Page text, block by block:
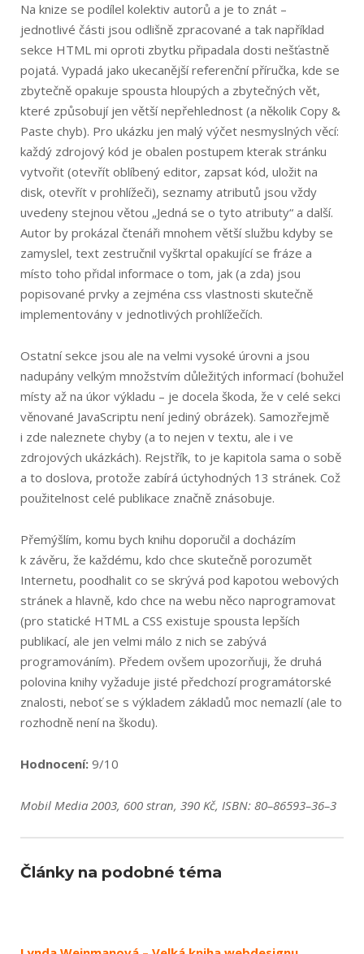
Na knize se podílel kolektiv autorů a je to znát –
jednotlivé části jsou odlišně zpracované a tak například
sekce HTML mi oproti zbytku připadala dosti nešťastně
pojatá. Vypadá jako ukecanější referenční příručka, kde se
zbytečně opakuje spousta hloupých a zbytečných vět,
které způsobují jen větší nepřehlednost (a několik Copy &
Paste chyb). Pro ukázku jen malý výčet nesmyslných věcí:
každý zdrojový kód je obalen postupem kterak stránku
vytvořit (otevřít oblíbený editor, zapsat kód, uložit na
disk, otevřít v prohlížeči), seznamy atributů jsou vždy
uvedeny stejnou větou „Jedná se o tyto atributy“ a další.
Autor by prokázal čtenáři mnohem větší službu kdyby se
zamyslel, text zestručnil vyškrtal opakující se fráze a
místo toho přidal informace o tom, jak (a zda) jsou
popisované prvky a zejména css vlastnosti skutečně
implementovány v jednotlivých prohlížečích.
Ostatní sekce jsou ale na velmi vysoké úrovni a jsou
nadupány velkým množstvím důležitých informací (bohužel
místy až na úkor výkladu – je docela škoda, že v celé sekci
věnované JavaScriptu není jediný obrázek). Samozřejmě
i zde naleznete chyby (a to nejen v textu, ale i ve
zdrojových ukázkách). Rejstřík, to je kapitola sama o sobě
a to doslova, protože zabírá úctyhodných 13 stránek. Což
použitelnost celé publikace značně znásobuje.
Přemýšlím, komu bych knihu doporučil a docházím
k závěru, že každému, kdo chce skutečně porozumět
Internetu, poodhalit co se skrývá pod kapotou webových
stránek a hlavně, kdo chce na webu něco naprogramovat
(pro statické HTML a CSS existuje spousta lepších
publikací, ale jen velmi málo z nich se zabývá
programováním). Předem ovšem upozorňuji, že druhá
polovina knihy vyžaduje jisté předchozí programátorské
znalosti, neboť se s výkladem základů moc nemazlí (ale to
rozhodně není na škodu).
Hodnocení: 9/10
Mobil Media 2003, 600 stran, 390 Kč, ISBN: 80–86593–36–3
Články na podobné téma